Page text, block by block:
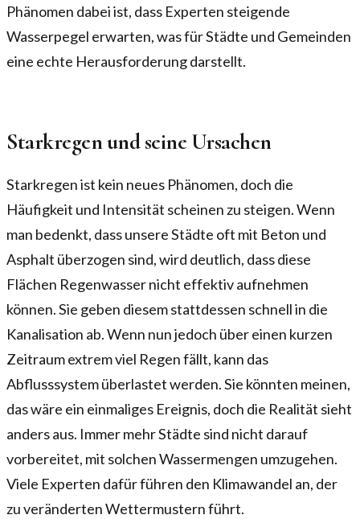
Phänomen dabei ist, dass Experten steigende
Wasserpegel erwarten, was für Städte und Gemeinden
eine echte Herausforderung darstellt.
Starkregen und seine Ursachen
Starkregen ist kein neues Phänomen, doch die
Häufigkeit und Intensität scheinen zu steigen. Wenn
man bedenkt, dass unsere Städte oft mit Beton und
Asphalt überzogen sind, wird deutlich, dass diese
Flächen Regenwasser nicht effektiv aufnehmen
können. Sie geben diesem stattdessen schnell in die
Kanalisation ab. Wenn nun jedoch über einen kurzen
Zeitraum extrem viel Regen fällt, kann das
Abflusssystem überlastet werden. Sie könnten meinen,
das wäre ein einmaliges Ereignis, doch die Realität sieht
anders aus. Immer mehr Städte sind nicht darauf
vorbereitet, mit solchen Wassermengen umzugehen.
Viele Experten dafür führen den Klimawandel an, der
zu veränderten Wettermustern führt.